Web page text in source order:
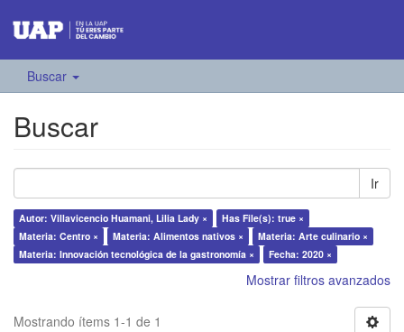
Buscar
Buscar
Ir
Autor: Villavicencio Huamani, Lilia Lady ×
Has File(s): true ×
Materia: Centro ×
Materia: Alimentos nativos ×
Materia: Arte culinario ×
Materia: Innovación tecnológica de la gastronomía ×
Fecha: 2020 ×
Mostrar filtros avanzados
Mostrando ítems 1-1 de 1